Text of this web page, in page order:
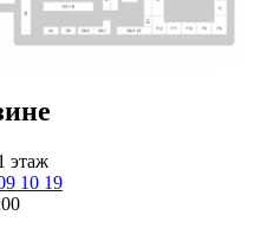
этаж
10 19